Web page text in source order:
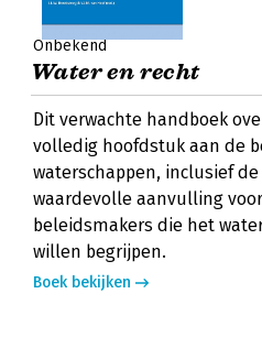
Onbekend
Water en recht
Dit verwachte handboek
volledig hoofdstuk aan de
waterschappen, inclusief
waardevolle aanvulling
beleidsmakers die het
willen begrijpen.
Boek bekijken